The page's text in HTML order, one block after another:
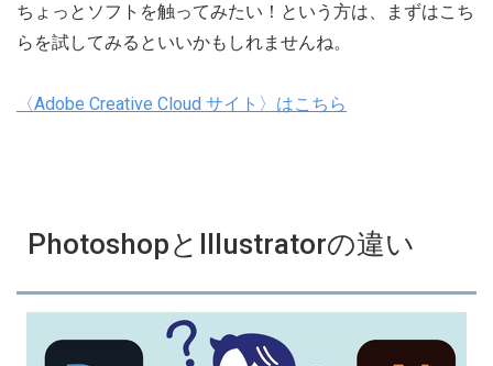
ちょっとソフトを触ってみたい！という方は、まずはこち
らを試してみるといいかもしれませんね。
〈Adobe Creative Cloud サイト〉はこちら
PhotoshopとIllustratorの違い